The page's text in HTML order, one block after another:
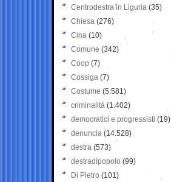
Centrodestra in Liguria (35)
Chiesa (276)
Cina (10)
Comune (342)
Coop (7)
Cossiga (7)
Costume (5.581)
criminalità (1.402)
democratici e progressisti (19)
denuncia (14.528)
destra (573)
destradipopolo (99)
Di Pietro (101)